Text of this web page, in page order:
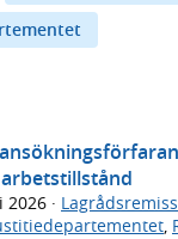
2026 · Lagrådsremiss
,